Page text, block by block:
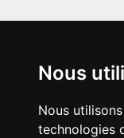
Nous
Nous
technologies